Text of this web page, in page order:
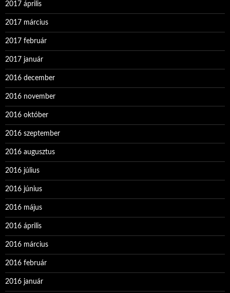
2017 április
2017 március
2017 február
2017 január
2016 december
2016 november
2016 október
2016 szeptember
2016 augusztus
2016 július
2016 június
2016 május
2016 április
2016 március
2016 február
2016 január